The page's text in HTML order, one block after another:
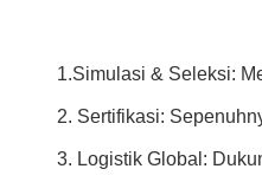
1.Simulasi & Seleksi:
2. Sertifikasi:
3. Logistik Global: